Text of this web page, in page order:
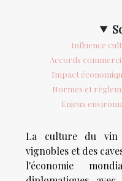
Influence
Accords
Impact
Normes et
Enjeux
La culture du vin
vignobles et des
l'économie